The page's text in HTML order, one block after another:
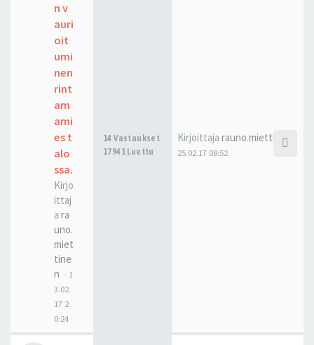
n v
auri
oit
umi
nen
rint
am
ami
es t
alo
ssa.
Kirjo
ittaj
a ra
uno.
miet
tine
n - 1
3.02.
17 2
0:24
14 Vastaukset
17941 Luettu
Kirjoittaja rauno.miettinen
25.02.17 08:52